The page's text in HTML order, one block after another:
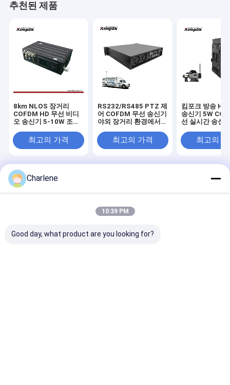
추천된 제품
8km NLOS 장거리
COFDM HD 무선 비디
오 송신기 5-10W 조절
H.264 코딩으로 낮은
지연
최고의 가격
RS232/RS485 PTZ 제
어 COFDM 무선 송신기
야외 장거리 환경에서
전송
최고의 가격
킴포크 방송 HD
송신기 5W
선 실시간 송신
최고의
중국 공장.Copyright © 2026 Kimpok Technology Co.,
Ltd. All Rights Reserved.
Charlene
10:39 PM
Good day, what product are you looking for?